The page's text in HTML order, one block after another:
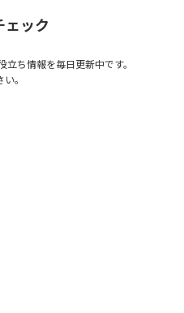
ェック
ち情報を毎日更新中です。
。